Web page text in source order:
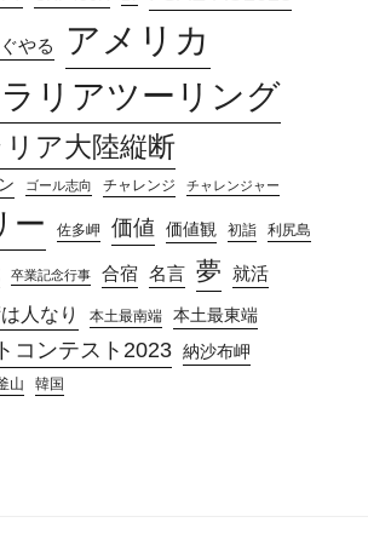
やる アメリカ
リアツーリング
ア大陸縦断
ゴール志向 チャレンジ チャレンジャー
ー 佐多岬 価値 価値観 初詣 利尻島
卒業記念行事 合宿 名言 夢 就活
人なり 本土最南端 本土最東端
コンテスト2023 納沙布岬
山 韓国